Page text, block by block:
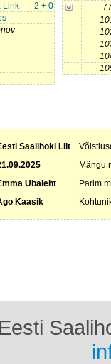
2 + 0
Link
77
Saalihoki Liit
Mängu
Ubaleht Parim
Kaasik